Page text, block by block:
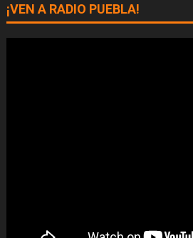
¡VEN A RADIO PUEBLA!